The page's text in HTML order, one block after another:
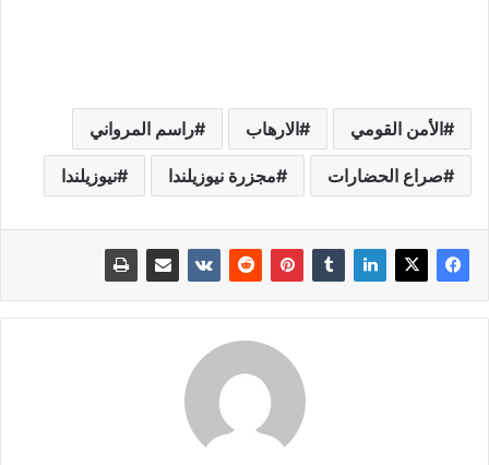
الأمن القومي الارهاب راسم المرواني
صراع الحضارات مجزرة نيوزيلندا نيوزيلندا